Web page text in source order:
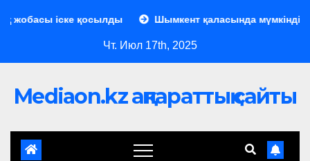
іске қосылды Шымкент қаласында мүмкіндігі
Чт. Июл 17th, 2025
Mediaon.kz ақпараттық сайты